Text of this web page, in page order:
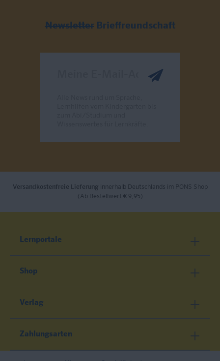
Newsletter Brieffreundschaft
Versandkostenfreie Lieferung innerhalb Deutschlands im PONS Shop
(Ab Bestellwert € 9,95)
Lernportale
Shop
Verlag
Zahlungsarten